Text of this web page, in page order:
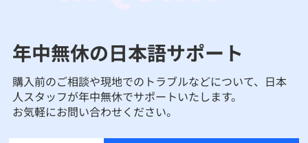
年中無休の日本語サポート
購入前のご相談や現地でのトラブルなどについて、日本
人スタッフが年中無休でサポートいたします。
お気軽にお問い合わせください。